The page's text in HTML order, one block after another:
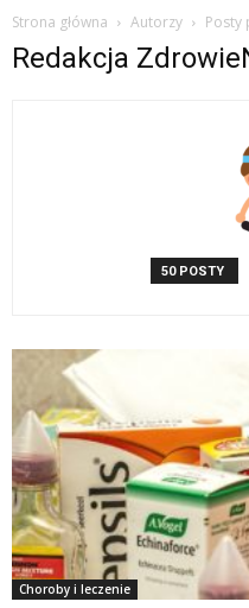
Strona główna Autorzy Posty
Redakcja
50 POSTY
Choroby i leczenie